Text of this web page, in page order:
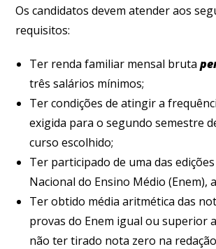
Os candidatos devem atender aos
requisitos:
Ter renda familiar mensal bruta
três salários mínimos;
Ter condições de atingir a
exigida para o segundo semestre
curso escolhido;
Ter participado de uma das edições
Nacional do Ensino Médio (Enem),
Ter obtido média aritmética das
provas do Enem igual ou superior
não ter tirado nota zero na